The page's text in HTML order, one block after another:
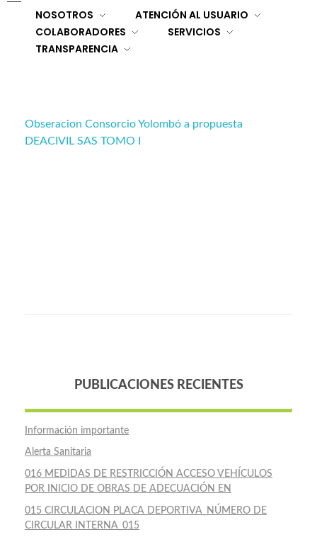
NOSOTROS
ATENCIÓN AL USUARIO
COLABORADORES
SERVICIOS
TRANSPARENCIA
Obseracion Consorcio Yolombó a propuesta
DEACIVIL SAS TOMO I
PUBLICACIONES RECIENTES
Información importante
Alerta Sanitaria
016 MEDIDAS DE RESTRICCIÓN ACCESO VEHÍCULOS
POR INICIO DE OBRAS DE ADECUACIÓN EN
015 CIRCULACION PLACA DEPORTIVA_NÚMERO DE
CIRCULAR INTERNA_015